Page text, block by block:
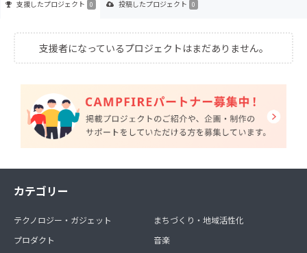
支援したプロジェクト 0 投稿したプロジェクト 0
支援者になっているプロジェクトはまだありません。
カテゴリー
テクノロジー・ガジェット
プロダクト
まちづくり・地域活性化
音楽